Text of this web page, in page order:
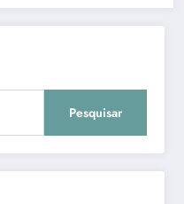
Pesquisar